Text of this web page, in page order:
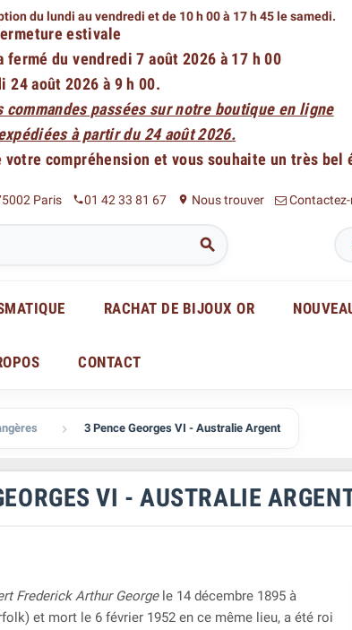
du lundi au vendredi et de 10 h 00 à 17 h 45 le samedi.
estivale
du vendredi 7 août 2026 à 17 h 00
24 août 2026 à 9 h 00.
passées sur notre boutique en ligne
à partir du 24 août 2026.
compréhension et vous souhaite un très bel
Paris phone01 42 33 81 67 place Nous trouver

RACHAT DE BIJOUX OR
CONTACT
 3 Pence Georges VI - Australie Argent
VI - AUSTRALIE
Frederick Arthur Georgele 14 décembre 1895 à
et mort le 6 février 1952 en ce même lieu, a été roi